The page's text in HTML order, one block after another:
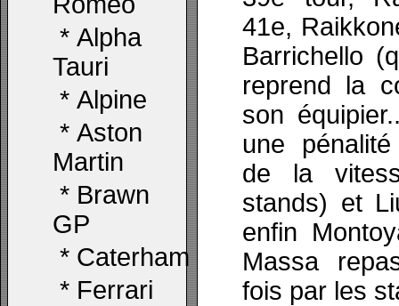
* Alpha
Tauri
* Alpine
* Aston
Martin
* Brawn
GP
* Caterham
* Ferrari
41e,
Barrichello
reprend la
son
une
de la
stands) et
enfin
Massa
fois par les